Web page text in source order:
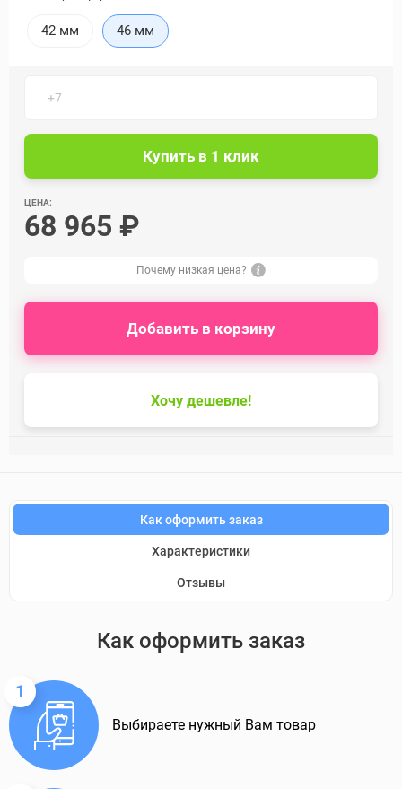
42 мм 46 мм
ЦЕНА:
68 965 ₽
Почему низкая цена?
Хочу дешевле!
Добавить в корзину
Как оформить заказ
Характеристики
Отзывы
Как оформить заказ
1
Выбираете нужный Вам товар